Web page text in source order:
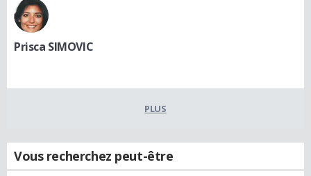
Prisca SIMOVIC
PLUS
Vous recherchez peut-être